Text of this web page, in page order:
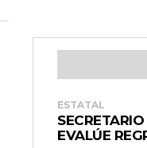
ESTATAL
EVALÚE